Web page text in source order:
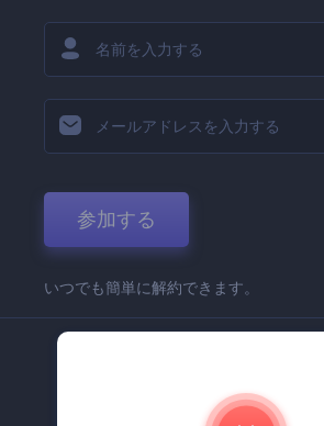
参加する
いつでも簡単に解約できます。
Renderforest 企業情報